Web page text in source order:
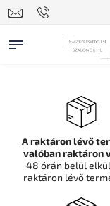
A raktáron lévő
valóban raktáron
48 órán belül
raktáron lévő